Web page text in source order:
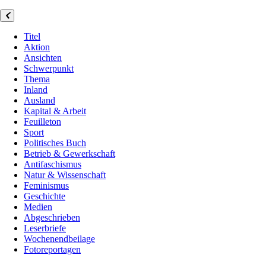
Titel
Aktion
Ansichten
Schwerpunkt
Thema
Inland
Ausland
Kapital & Arbeit
Feuilleton
Sport
Politisches Buch
Betrieb & Gewerkschaft
Antifaschismus
Natur & Wissenschaft
Feminismus
Geschichte
Medien
Abgeschrieben
Leserbriefe
Wochenendbeilage
Fotoreportagen